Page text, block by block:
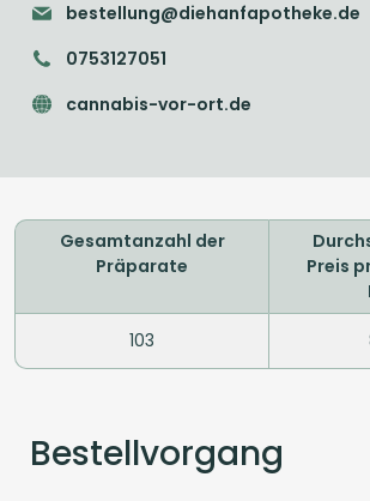
bestellung@diehanfapotheke.de
0753127051
cannabis-vor-ort.de
Gesamtanzahl der
Präparate
103
Preis
Bestellvorgang